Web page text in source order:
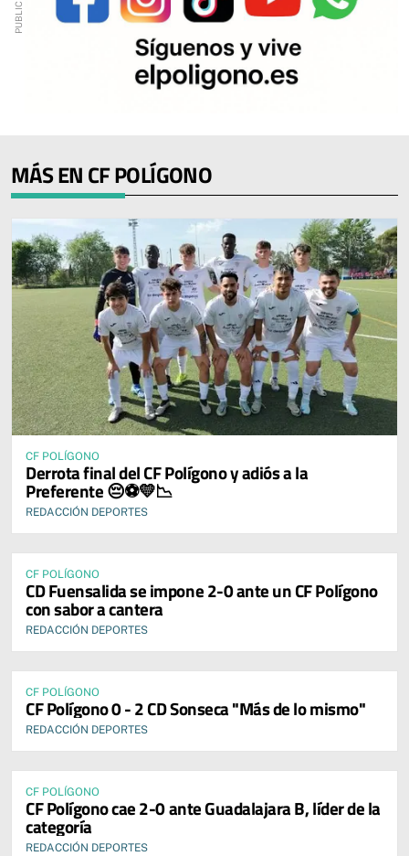
MÁS EN CF POLÍGONO
CF POLÍGONO
Derrota final del CF Polígono y adiós a la
Preferente 😔⚽💛📉
REDACCIÓN DEPORTES
CF POLÍGONO
CD Fuensalida se impone 2-0 ante un CF Polígono
con sabor a cantera
REDACCIÓN DEPORTES
CF POLÍGONO
CF Polígono 0 - 2 CD Sonseca "Más de lo mismo"
REDACCIÓN DEPORTES
CF POLÍGONO
CF Polígono cae 2-0 ante Guadalajara B, líder de la
categoría
REDACCIÓN DEPORTES